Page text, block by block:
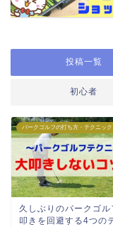
投稿一覧
初心者
パークゴルフの打ち方・テクニック
久しぶりのパークゴル
叩きを回避する4つの